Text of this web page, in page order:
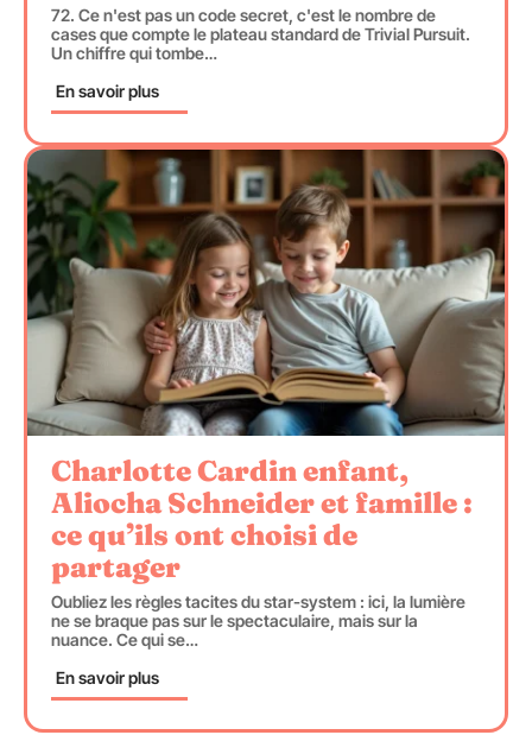
72. Ce n'est pas un code secret, c'est le nombre de
cases que compte le plateau standard de Trivial Pursuit.
Un chiffre qui tombe…
En savoir plus
Charlotte Cardin enfant,
Aliocha Schneider et famille :
ce qu’ils ont choisi de
partager
Oubliez les règles tacites du star-system : ici, la lumière
ne se braque pas sur le spectaculaire, mais sur la
nuance. Ce qui se…
En savoir plus